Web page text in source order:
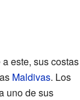
este, sus costas
Maldivas. Los
uno de sus